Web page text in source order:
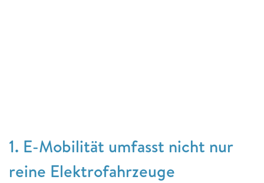
1. E-Mobilität umfasst nicht nur
reine Elektrofahrzeuge